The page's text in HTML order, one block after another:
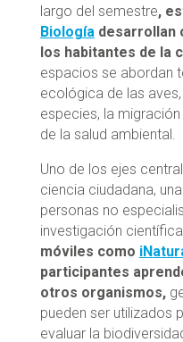
largo del semestre,
Biología desarrollan
los habitantes de la
espacios se abordan
ecológica de las
especies, la
de la salud ambiental.
Uno de los ejes
ciencia ciudadana,
personas no
investigación científica.
móviles como
participantes
otros organismos,
pueden ser utilizados
evaluar la